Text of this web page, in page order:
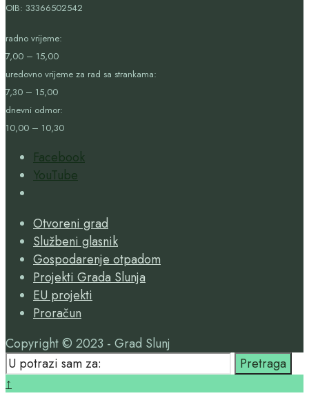
OIB: 33366502542
radno vrijeme:
7,00 – 15,00
uredovno vrijeme za rad sa strankama:
7,30 – 15,00
dnevni odmor:
10,00 – 10,30
Facebook
YouTube
Window
Otvoreni grad
Službeni glasnik
Gospodarenje otpadom
Projekti Grada Slunja
EU projekti
Proračun
Copyright © 2023 - Grad Slunj
Search
for:
Pretraga
Close
↑